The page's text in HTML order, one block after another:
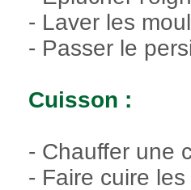
- Laver les
- Passer le
Cuisson :
- Chauffer une
- Faire cuire